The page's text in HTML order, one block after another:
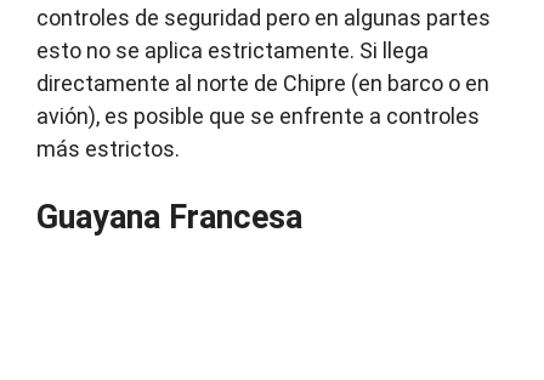
controles de seguridad pero en algunas partes
esto no se aplica estrictamente. Si llega
directamente al norte de Chipre (en barco o en
avión), es posible que se enfrente a controles
más estrictos.
Guayana Francesa